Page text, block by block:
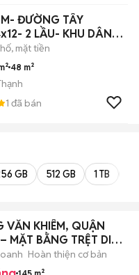
ĐƯỜNG TÂY
2 LẦU- KHU DÂN
mặt tiền
48 m²
1 đã bán
GB 512 GB 1 TB
VĂN KHIÊM, QUẬN
MẶT BẰNG TRỆT DIỆN
Hoàn thiện cơ bản
145 m²